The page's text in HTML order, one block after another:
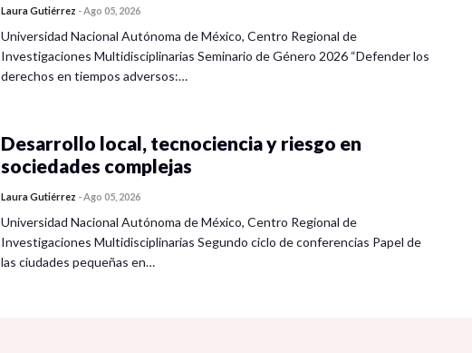
Laura Gutiérrez -Ago 05, 2026
Universidad Nacional Autónoma de México, Centro Regional de
Investigaciones Multidisciplinarias Seminario de Género 2026 “Defender los
derechos en tiempos adversos:…
Desarrollo local, tecnociencia y riesgo en
sociedades complejas
Laura Gutiérrez -Ago 05, 2026
Universidad Nacional Autónoma de México, Centro Regional de
Investigaciones Multidisciplinarias Segundo ciclo de conferencias Papel de
las ciudades pequeñas en…